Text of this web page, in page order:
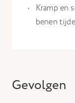
Kramp en
benen
Gevolgen